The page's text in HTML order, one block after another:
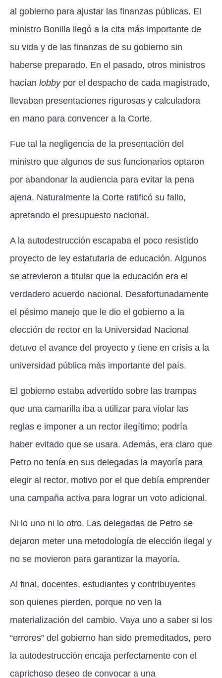
al gobierno para ajustar las finanzas públicas. El
ministro Bonilla llegó a la cita más importante de
su vida y de las finanzas de su gobierno sin
haberse preparado. En el pasado, otros ministros
hacían lobbypor el despacho de cada magistrado,
llevaban presentaciones rigurosas y calculadora
en mano para convencer a la Corte.
Fue tal la negligencia de la presentación del
ministro que algunos de sus funcionarios optaron
por abandonar la audiencia para evitar la pena
ajena. Naturalmente la Corte ratificó su fallo,
apretando el presupuesto nacional.
A la autodestrucción escapaba el poco resistido
proyecto de ley estatutaria de educación. Algunos
se atrevieron a titular que la educación era el
verdadero acuerdo nacional. Desafortunadamente
el pésimo manejo que le dio el gobierno a la
elección de rector en la Universidad Nacional
detuvo el avance del proyecto y tiene en crisis a la
universidad pública más importante del país.
El gobierno estaba advertido sobre las trampas
que una camarilla iba a utilizar para violar las
reglas e imponer a un rector ilegítimo; podría
haber evitado que se usara. Además, era claro que
Petro no tenía en sus delegadas la mayoría para
elegir al rector, motivo por el que debía emprender
una campaña activa para lograr un voto adicional.
Ni lo uno ni lo otro. Las delegadas de Petro se
dejaron meter una metodología de elección ilegal y
no se movieron para garantizar la mayoría.
Al final, docentes, estudiantes y contribuyentes
son quienes pierden, porque no ven la
materialización del cambio. Vaya uno a saber si los
“errores” del gobierno han sido premeditados, pero
la autodestrucción encaja perfectamente con el
caprichoso deseo de convocar a una